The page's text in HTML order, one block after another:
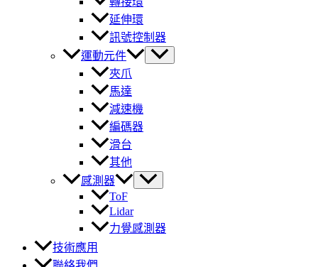
延伸環
訊號控制器
運動元件
夾爪
馬達
減速機
編碼器
滑台
其他
感測器
ToF
Lidar
力覺感測器
技術應用